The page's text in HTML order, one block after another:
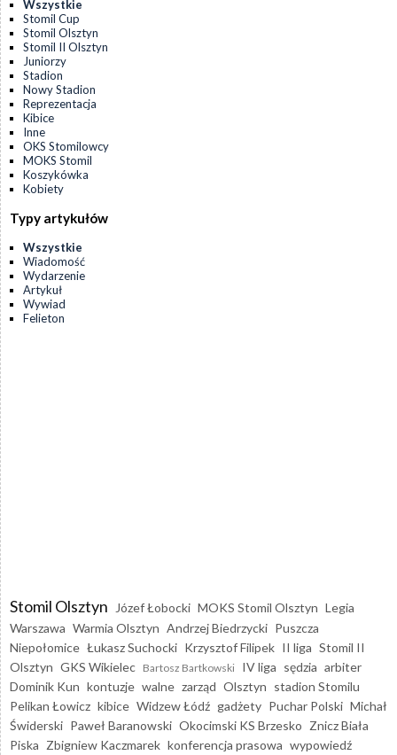
Wszystkie
Stomil Cup
Stomil Olsztyn
Stomil II Olsztyn
Juniorzy
Stadion
Nowy Stadion
Reprezentacja
Kibice
Inne
OKS Stomilowcy
MOKS Stomil
Koszykówka
Kobiety
Typy artykułów
Wszystkie
Wiadomość
Wydarzenie
Artykuł
Wywiad
Felieton
Stomil Olsztyn Józef Łobocki MOKS Stomil Olsztyn Legia
Warszawa Warmia Olsztyn Andrzej Biedrzycki Puszcza
Niepołomice Łukasz Suchocki Krzysztof Filipek II liga Stomil II
Olsztyn GKS Wikielec Bartosz Bartkowski IV liga sędzia arbiter
Dominik Kun kontuzje walne zarząd Olsztyn stadion Stomilu
Pelikan Łowicz kibice Widzew Łódź gadżety Puchar Polski Michał
Świderski Paweł Baranowski Okocimski KS Brzesko Znicz Biała
Piska Zbigniew Kaczmarek konferencja prasowa wypowiedź